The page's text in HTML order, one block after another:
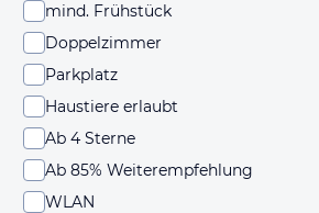
mind. Frühstück
Doppelzimmer
Parkplatz
Haustiere erlaubt
Ab 4 Sterne
Ab 85% Weiterempfehlung
WLAN